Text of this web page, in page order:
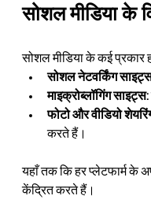
सोशल मीडिया के
सोशल मीडिया के कई प्रकार
सोशल नेटवर्किंग
माइक्रोब्लॉगिंग साइट्स:
फोटो और वीडियो
करते हैं।
यहाँ तक कि हर प्लेटफार्म के
केंद्रित करते हैं।